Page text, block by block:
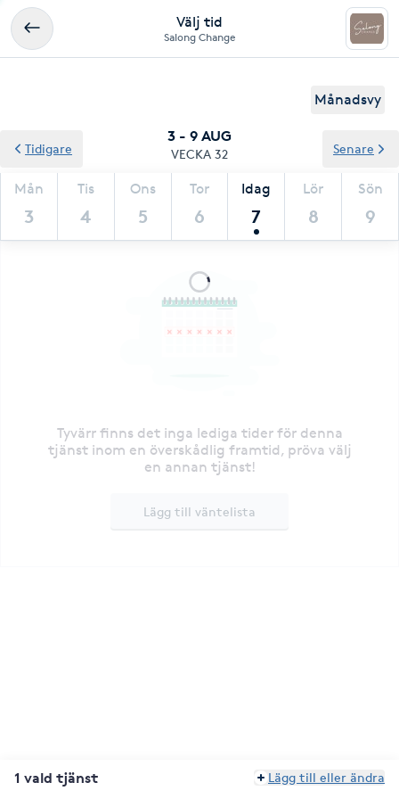
Välj tid
Salong Change
Månadsvy
3 - 9 AUG
VECKA 32
Mån
3
Tis
4
Ons
5
Tor
6
Idag
7
Lör
8
Sön
9
Tidigare Senare
Tyvärr finns det inga lediga tider för denna
tjänst inom en överskådlig framtid, pröva välj
en annan tjänst!
Lägg till väntelista
1 vald tjänst Lägg till eller ändra